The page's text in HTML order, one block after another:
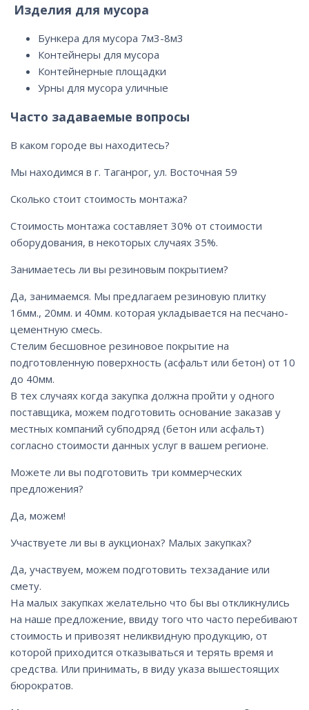
Изделия для мусора
Бункера для мусора 7м3-8м3
Контейнеры для мусора
Контейнерные площадки
Урны для мусора уличные
Часто задаваемые вопросы
В каком городе вы находитесь?
Мы находимся в г. Таганрог, ул. Восточная 59
Сколько стоит стоимость монтажа?
Стоимость монтажа составляет 30% от стоимости
оборудования, в некоторых случаях 35%.
Занимаетесь ли вы резиновым покрытием?
Да, занимаемся. Мы предлагаем резиновую плитку
16мм., 20мм. и 40мм. которая укладывается на песчано-
цементную смесь.
Стелим бесшовное резиновое покрытие на
подготовленную поверхность (асфальт или бетон) от 10
до 40мм.
В тех случаях когда закупка должна пройти у одного
поставщика, можем подготовить основание заказав у
местных компаний субподряд (бетон или асфальт)
согласно стоимости данных услуг в вашем регионе.
Можете ли вы подготовить три коммерческих
предложения?
Да, можем!
Участвуете ли вы в аукционах? Малых закупках?
Да, участвуем, можем подготовить техзадание или
смету.
На малых закупках желательно что бы вы откликнулись
на наше предложение, ввиду того что часто перебивают
стоимость и привозят неликвидную продукцию, от
которой приходится отказываться и терять время и
средства. Или принимать, в виду указа вышестоящих
бюрократов.